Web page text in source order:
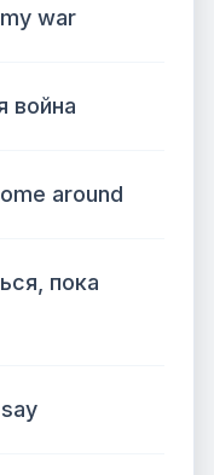
war
война
around
пока